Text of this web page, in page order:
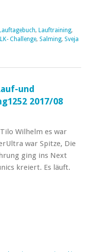
Lauftagebuch, Lauftraining,
Challenge, Salming, Sveja
und
2017/08
Wilhelm es war
war Spitze, Die
ging ins Next
kreiert. Es läuft.